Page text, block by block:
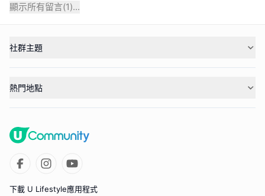
顯示所有留言(1)...
社群主題
熱門地點
下載 U Lifestyle應用程式